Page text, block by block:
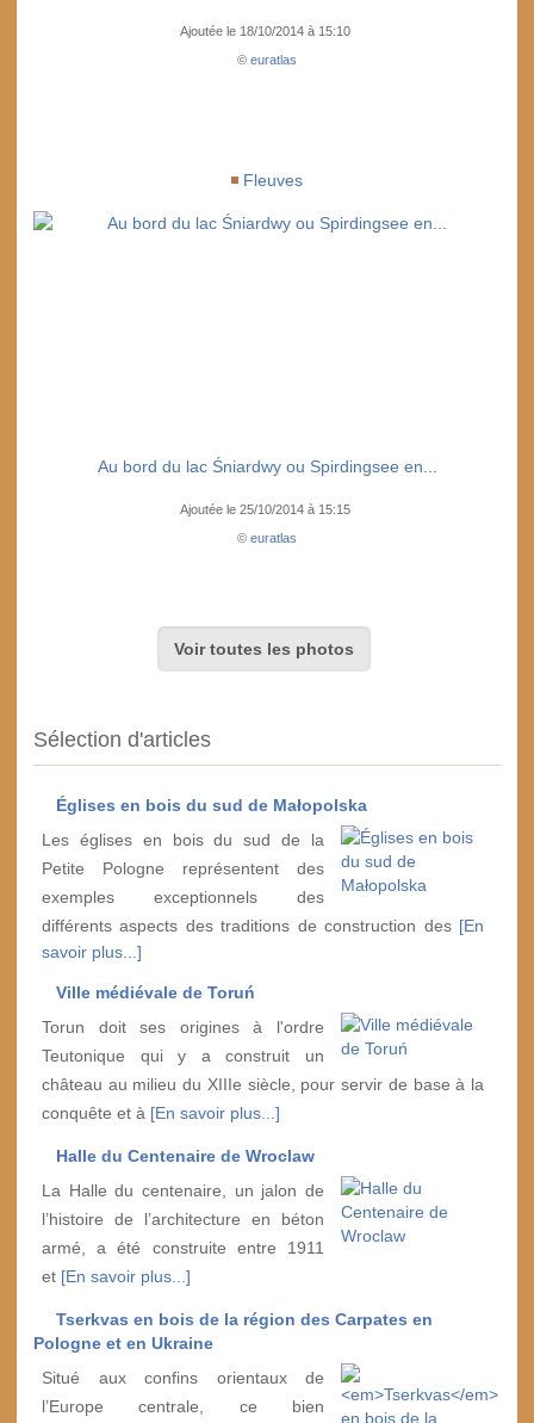
Ajoutée le 18/10/2014 à 15:10
© euratlas
Fleuves
Au bord du lac Śniardwy ou Spirdingsee en...
Ajoutée le 25/10/2014 à 15:15
© euratlas
Voir toutes les photos
Sélection d'articles
Églises en bois du sud de Małopolska
Les églises en bois du sud de la
Petite Pologne représentent des
exemples exceptionnels des
différents aspects des traditions de construction des [En
savoir plus...]
Ville médiévale de Toruń
Torun doit ses origines à l'ordre
Teutonique qui y a construit un
château au milieu du XIIIe siècle, pour servir de base à la
conquête et à [En savoir plus...]
Halle du Centenaire de Wroclaw
La Halle du centenaire, un jalon de
l’histoire de l’architecture en béton
armé, a été construite entre 1911
et [En savoir plus...]
Tserkvas en bois de la région des Carpates en
Pologne et en Ukraine
Situé aux confins orientaux de
l’Europe centrale, ce bien